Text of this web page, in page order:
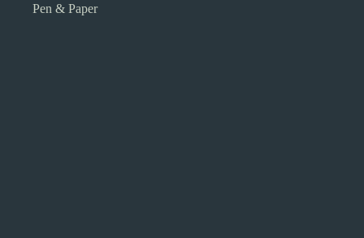
Pen & Paper